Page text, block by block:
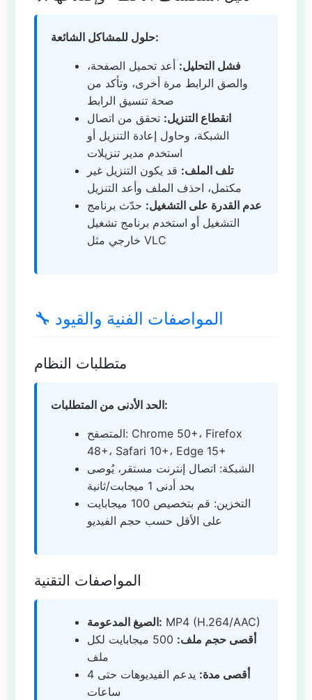
حلول للمشاكل الشائعة:
فشل التحليل: أعد تحميل الصفحة،
والصق الرابط مرة أخرى، وتأكد من
صحة تنسيق الرابط
انقطاع التنزيل: تحقق من اتصال
الشبكة، وحاول إعادة التنزيل أو
استخدم مدير تنزيلات
تلف الملف: قد يكون التنزيل غير
مكتمل، احذف الملف وأعد التنزيل
عدم القدرة على التشغيل: حدّث برنامج
التشغيل أو استخدم برنامج تشغيل
خارجي مثل VLC
🔧 المواصفات الفنية والقيود
متطلبات النظام
الحد الأدنى من المتطلبات:
المتصفح: Chrome 50+، Firefox
48+، Safari 10+، Edge 15+
الشبكة: اتصال إنترنت مستقر، يُوصى
بحد أدنى 1 ميجابت/ثانية
التخزين: قم بتخصيص 100 ميجابايت
على الأقل حسب حجم الفيديو
المواصفات التقنية
الصيغ المدعومة: MP4 (H.264/AAC)
أقصى حجم ملف:
500 ميجابايت لكل
ملف
أقصى مدة:
يدعم الفيديوهات حتى 4
ساعات